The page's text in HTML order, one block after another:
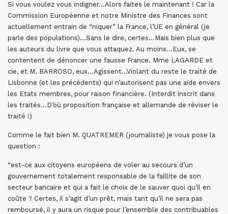
Si vous voulez vous indigner…Alors faites le maintenant ! Car la
Commission Européenne et notre Ministre des Finances sont
actuellement entrain de “niquer” la France, l’UE en général (je
parle des populations)…Sans le dire, certes…Mais bien plus que
les auteurs du livre que vous attaquez. Au moins…Eux, se
contentent de dénoncer une fausse France. Mme LAGARDE et
cie, et M. BARROSO, eux…Agissent…Violant du reste le traité de
Lisbonne (et les précédents) qui n’autorisent pas une aide envers
les Etats membres, pour raison financière. (Interdit inscrit dans
les traités…D’où proposition française et allemande de réviser le
traité !)
Comme le fait bien M. QUATREMER (journaliste) je vous pose la
question :
“est-ce aux citoyens européens de voler au secours d’un
gouvernement totalement responsable de la faillite de son
secteur bancaire et qui a fait le choix de le sauver quoi qu’il en
coûte ? Certes, il s’agit d’un prêt, mais tant qu’il ne sera pas
remboursé, il y aura un risque pour l’ensemble des contribuables